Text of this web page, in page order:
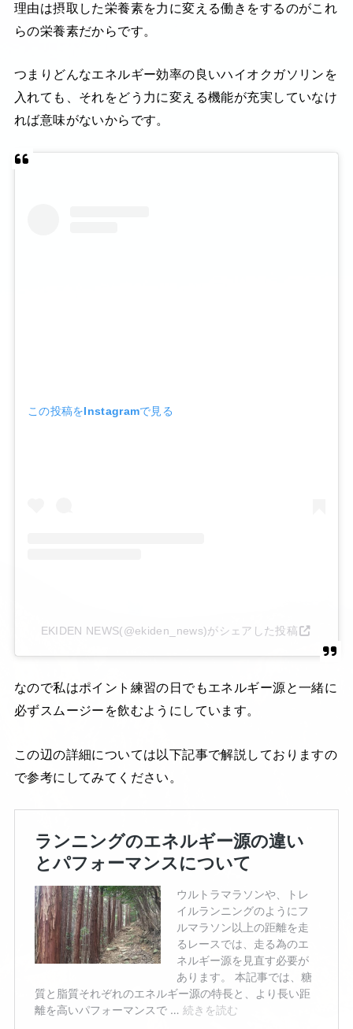
理由は摂取した栄養素を力に変える働きをするのがこれ
らの栄養素だからです。
つまりどんなエネルギー効率の良いハイオクガソリンを
入れても、それをどう力に変える機能が充実していなけ
れば意味がないからです。
この投稿をInstagramで見る
EKIDEN NEWS(@ekiden_news)がシェアした投稿
なので私はポイント練習の日でもエネルギー源と一緒に
必ずスムージーを飲むようにしています。
この辺の詳細については以下記事で解説しておりますの
で参考にしてみてください。